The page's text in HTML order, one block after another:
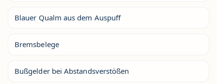
Blauer Qualm aus dem Auspuff
Bremsbelege
Bußgelder bei Abstandsverstößen